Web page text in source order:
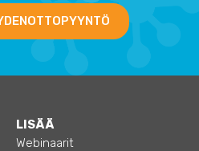
LISÄÄ
Webinaarit